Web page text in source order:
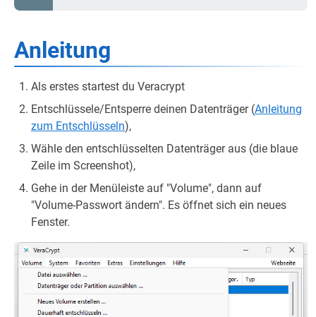
Anleitung
Als erstes startest du Veracrypt
Entschlüssele/Entsperre deinen Datenträger (Anleitung
zum Entschlüsseln),
Wähle den entschlüsselten Datenträger aus (die blaue
Zeile im Screenshot),
Gehe in der Menüleiste auf "Volume", dann auf
"Volume-Passwort ändern". Es öffnet sich ein neues
Fenster.